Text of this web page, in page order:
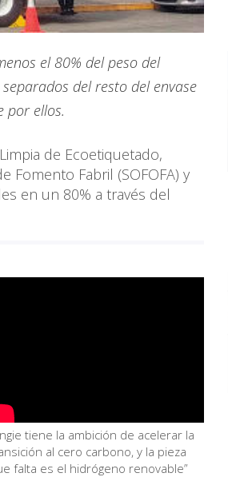
el 80% del peso del
del resto del envase
por ellos.
de Ecoetiquetado,
Fomento Fabril (SOFOFA) y
en un 80% a través del
tiene la ambición de acelerar la
al cero carbono, y la pieza
falta es el hidrógeno renovable”